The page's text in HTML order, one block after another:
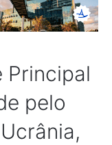
Principal
pelo